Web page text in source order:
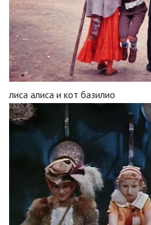
лиса алиса и кот базилио